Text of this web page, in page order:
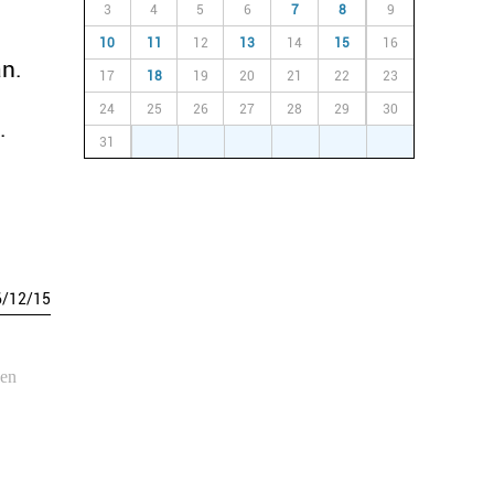
/12/15
3 4 5 6 7 8 9
10 11 12 13 14 15 16
17 18 19 20 21 22 23
24 25 26 27 28 29 30
31